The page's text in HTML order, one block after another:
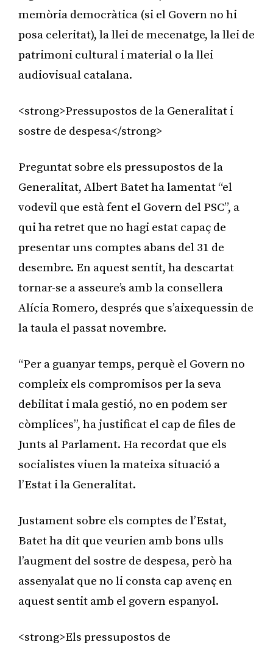
memòria democràtica (si el Govern no hi
posa celeritat), la llei de mecenatge, la llei de
patrimoni cultural i material o la llei
audiovisual catalana.
<strong>Pressupostos de la Generalitat i
sostre de despesa</strong>
Preguntat sobre els pressupostos de la
Generalitat, Albert Batet ha lamentat “el
vodevil que està fent el Govern del PSC”, a
qui ha retret que no hagi estat capaç de
presentar uns comptes abans del 31 de
desembre. En aquest sentit, ha descartat
tornar-se a asseure’s amb la consellera
Alícia Romero, després que s’aixequessin de
la taula el passat novembre.
“Per a guanyar temps, perquè el Govern no
compleix els compromisos per la seva
debilitat i mala gestió, no en podem ser
còmplices”, ha justificat el cap de files de
Junts al Parlament. Ha recordat que els
socialistes viuen la mateixa situació a
l’Estat i la Generalitat.
Justament sobre els comptes de l’Estat,
Batet ha dit que veurien amb bons ulls
l’augment del sostre de despesa, però ha
assenyalat que no li consta cap avenç en
aquest sentit amb el govern espanyol.
<strong>Els pressupostos de